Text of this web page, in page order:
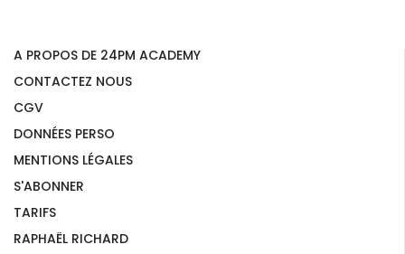
A PROPOS DE 24PM ACADEMY
CONTACTEZ NOUS
CGV
DONNÉES PERSO
MENTIONS LÉGALES
S'ABONNER
TARIFS
RAPHAËL RICHARD